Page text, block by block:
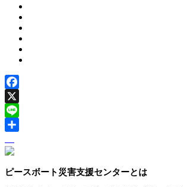
Facebook
X
Line
ピースボート災害支援センターとは